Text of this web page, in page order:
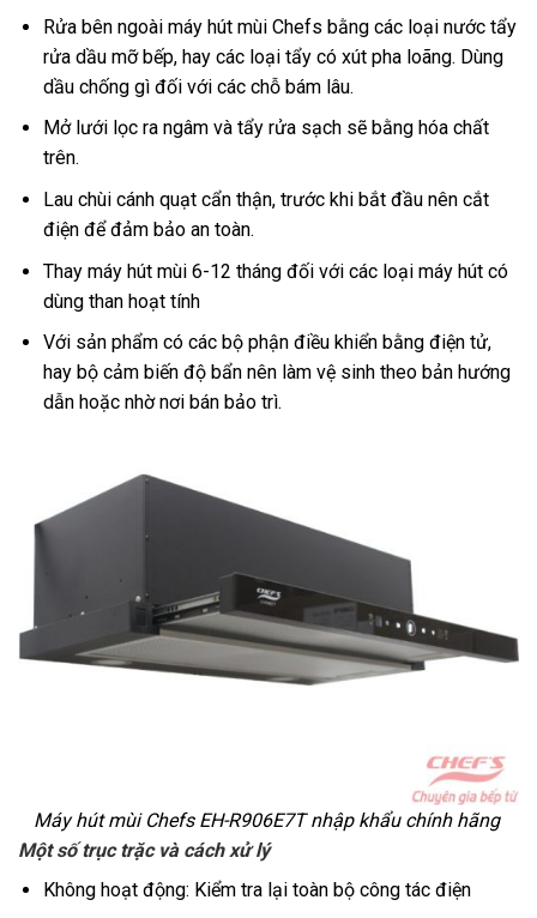
Rửa bên ngoài máy hút mùi Chefs bằng các loại nước tẩy
rửa dầu mỡ bếp, hay các loại tẩy có xút pha loãng. Dùng
dầu chống gì đối với các chỗ bám lâu.
Mở lưới lọc ra ngâm và tẩy rửa sạch sẽ bằng hóa chất
trên.
Lau chùi cánh quạt cẩn thận, trước khi bắt đầu nên cắt
điện để đảm bảo an toàn.
Thay máy hút mùi 6-12 tháng đối với các loại máy hút có
dùng than hoạt tính
Với sản phẩm có các bộ phận điều khiển bằng điện tử,
hay bộ cảm biến độ bẩn nên làm vệ sinh theo bản hướng
dẫn hoặc nhờ nơi bán bảo trì.
Máy hút mùi Chefs EH-R906E7Tnhập khẩu chính hãng
Một số trục trặc và cách xử lý
Không hoạt động: Kiểm tra lại toàn bộ công tác điện